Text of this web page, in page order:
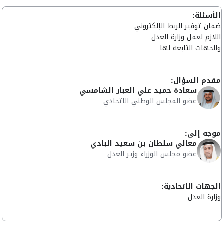
الأسئلة:
ضمان توفير الربط الإلكتروني
اللازم لعمل وزارة العدل
والجهات التابعة لها
مقدم السؤال:
سعادة حميد علي العبار الشامسي
عضو المجلس الوطني الاتحادي
موجه إلى:
معالي سلطان بن سعيد البادي
عضو مجلس الوزراء وزير العدل
الجهات الاتحادية:
وزارة العدل